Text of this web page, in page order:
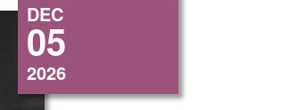
DEC
05
2026